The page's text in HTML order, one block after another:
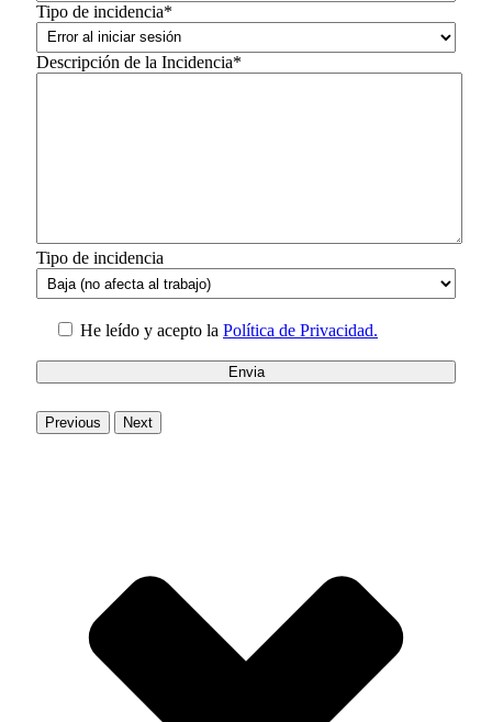
Tipo de incidencia*
Descripción de la Incidencia*
Tipo de incidencia
He leído y acepto la Política de Privacidad.
Previous Next